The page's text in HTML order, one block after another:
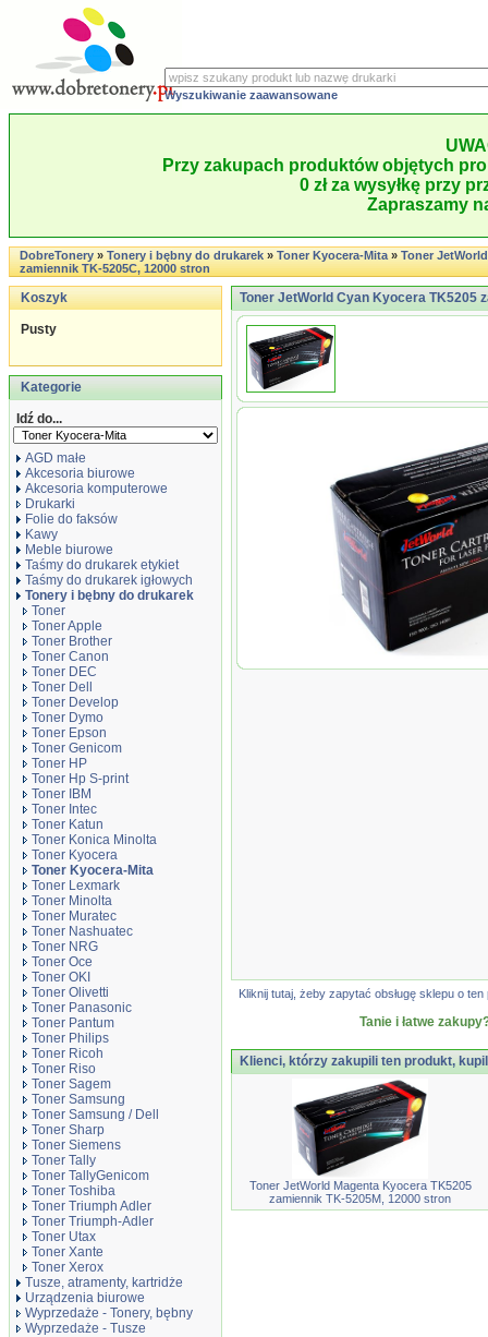
Wyszukiwanie zaawansowane
Przy zakupach produktów objętych
0 zł za wysyłkę przy
Zapraszamy
DobreTonery»Tonery i bębny do drukarek»Toner Kyocera-Mita»Toner
zamiennik TK-5205C, 12000 stron
Koszyk
Pusty
Kategorie
Idź do...
AGD małe
Akcesoria biurowe
Akcesoria komputerowe
Drukarki
Folie do faksów
Kawy
Meble biurowe
Taśmy do drukarek etykiet
Taśmy do drukarek igłowych
Tonery i bębny do drukarek
Toner
Toner Apple
Toner Brother
Toner Canon
Toner DEC
Toner Dell
Toner Develop
Toner Dymo
Toner Epson
Toner Genicom
Toner HP
Toner Hp S-print
Toner IBM
Toner Intec
Toner Katun
Toner Konica Minolta
Toner Kyocera
Toner Kyocera-Mita
Toner Lexmark
Toner Minolta
Toner Muratec
Toner Nashuatec
Toner NRG
Toner Oce
Toner OKI
Toner Olivetti
Toner Panasonic
Toner Pantum
Toner Philips
Toner Ricoh
Toner Riso
Toner Sagem
Toner Samsung
Toner Samsung / Dell
Toner Sharp
Toner Siemens
Toner Tally
Toner TallyGenicom
Toner Toshiba
Toner Triumph Adler
Toner Triumph-Adler
Toner Utax
Toner Xante
Toner Xerox
Tusze, atramenty, kartridże
Urządzenia biurowe
Wyprzedaże - Tonery, bębny
Wyprzedaże - Tusze
Toner JetWorld Cyan Kyocera TK5205
Toner JetWorld Cyan
Kliknij tutaj, żeby zapytać obsługę sklepu o
Tanie i łatwe
Klienci, którzy zakupili ten produkt,
Toner JetWorld Magenta Kyocera TK5205
zamiennik TK-5205M, 12000 stron